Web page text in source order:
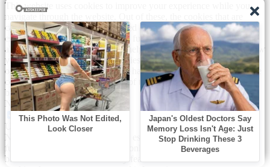
This website uses cookies to improve your experience while you
navigate through the website. Out of these, the cookies that are
categorized as necessary are stored on your browser as they are
essential for the working of basic functionalities of the website. We
also use third-party cookies that help us analyze and understand how
you use this website. These cookies will be stored in your browser
only with your consent. You also have the option to opt-out of these
cookies. But opting out of some of these cookies may affect your
browsing experience.
Necessary
Necessary
Uvijek omogućeno
Necessary cookies are absolutely essential for the website to
function properly. This category only includes cookies that ensures
basic functionalities and security features of the website. These